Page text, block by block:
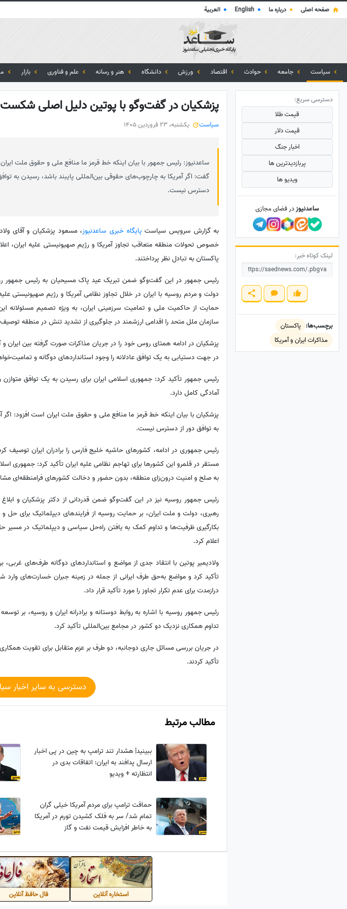
صفحه اصلی ● درباره ما ●
English
● العربية
سیاست جامعه حوادث اقتصاد ورزش دانشگاه هنر و رسانه علم و فناوری بازار
پزشکیان در گفت‌وگو با پوتین دلیل اصلی شکست
سیاست یکشنبه، 23 فروردین 1405
ساعدنیوز: رئیس جمهور با بیان اینکه خط قرمز ما منافع ملی و حقوق ملت
گفت: اگر آمریکا به چارچوب‌های حقوقی بین‌المللی پایبند باشد، رسیدن به
دسترس نیست.
به گزارش سرویس سیاست پایگاه خبری ساعدنیوز،‌ مسعود پزشکیان و آقای
خصوص تحولات منطقه متعاقب تجاوز آمریکا و رژیم صهیونیستی علیه ایران،
پاکستان به تبادل نظر پرداختند.
رئیس جمهور در این گفت‌وگو ضمن تبریک عید پاک مسیحیان به رئیس جمهور
دولت و مردم روسیه با ایران در خلال تجاوز نظامی آمریکا و رژیم صهیونیستی
حمایت از حاکمیت ملی و تمامیت سرزمینی ایران، به ویژه تصمیم مسئولانه
سازمان ملل متحد را اقدامی ارزشمند در جلوگیری از تشدید تنش در منطقه
پزشکیان در ادامه همتای روس خود را در جریان مذاکرات صورت گرفته بین ایران و
در جهت دستیابی به یک توافق عادلانه را وجود استانداردهای دوگانه و
رئیس جمهور تأکید کرد: جمهوری اسلامی ایران برای رسیدن به یک توافق
آمادگی کامل دارد.
پزشکیان با بیان اینکه خط قرمز ما منافع ملی و حقوق ملت ایران است افزود:
به توافق دور از دسترس نیست.
رئیس جمهوری در ادامه، کشورهای حاشیه خلیج فارس را برادران ایران توصیف کرد
مستقر در قلمرو این کشورها برای تهاجم نظامی علیه ایران تأکید کرد: جمهوری
به صلح و امنیت درون‌زای منطقه، بدون حضور و دخالت کشورهای فرامنطقه‌ای
رئیس جمهور روسیه نیز در این گفت‌وگو ضمن قدردانی از دکتر پزشکیان و
رهبری، دولت و ملت ایران، بر حمایت روسیه از فرایندهای دیپلماتیک برای
بکارگیری ظرفیت‌ها و تداوم کمک به یافتن راه‌حل سیاسی و دیپلماتیک در
اعلام کرد.
ولادیمیر پوتین با انتقاد جدی از مواضع و استانداردهای دوگانه طرف‌های
تأکید کرد و مواضع به‌حق طرف ایرانی از جمله در زمینه جبران خسارت‌های
درازمدت برای عدم تکرار تجاوز را مورد تأکید قرار داد.
رئیس جمهور روسیه با اشاره به روابط دوستانه و برادرانه ایران و روسیه، بر
تداوم همکاری نزدیک دو کشور در مجامع بین‌المللی تأکید کرد.
در جریان بررسی مسائل جاری دوجانبه، دو طرف بر عزم متقابل برای تقویت
تأکید کردند.
دسترسی به سایر اخبار
مطالب مرتبط
ببینید| هشدار تند ترامپ به چین در پی اخبار
ارسال پدافند به ایران:‌ اتفاقات بدی در
انتظارته + ویدیو
حماقت ترامپ برای مردم آمریکا خیلی گران
تمام شد/ سر به فلک کشیدن تورم در آمریکا
به خاطر افزایش قیمت نفت و گاز
استخاره آنلاین فال حافظ آنلاین
دسترسی سریع:
قیمت طلا
قیمت دلار
اخبار جنگ
پربازدید‌ترین ها
ویدیو ها
ساعدنیوزدر فضای مجازی
لینک کوتاه خبر:
برچسب‌ها: پاکستان
مذاکرات ایران و آمریکا